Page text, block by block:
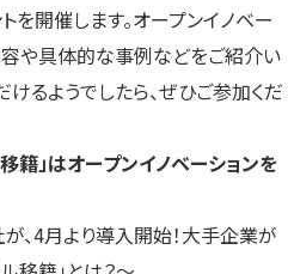
を開催します。オープンイノベー
や具体的な事例などをご紹介い
るようでしたら、ぜひご参加くだ
籍」はオープンイノベーションを
、4月より導入開始！大手企業が